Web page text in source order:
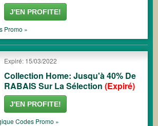
J'EN PROFITE!
Promo »
Expiré: 15/03/2022
Collection Home: Jusqu'à 40% De
RABAIS Sur La Sélection (Expiré)
J'EN PROFITE!
Codes Promo »